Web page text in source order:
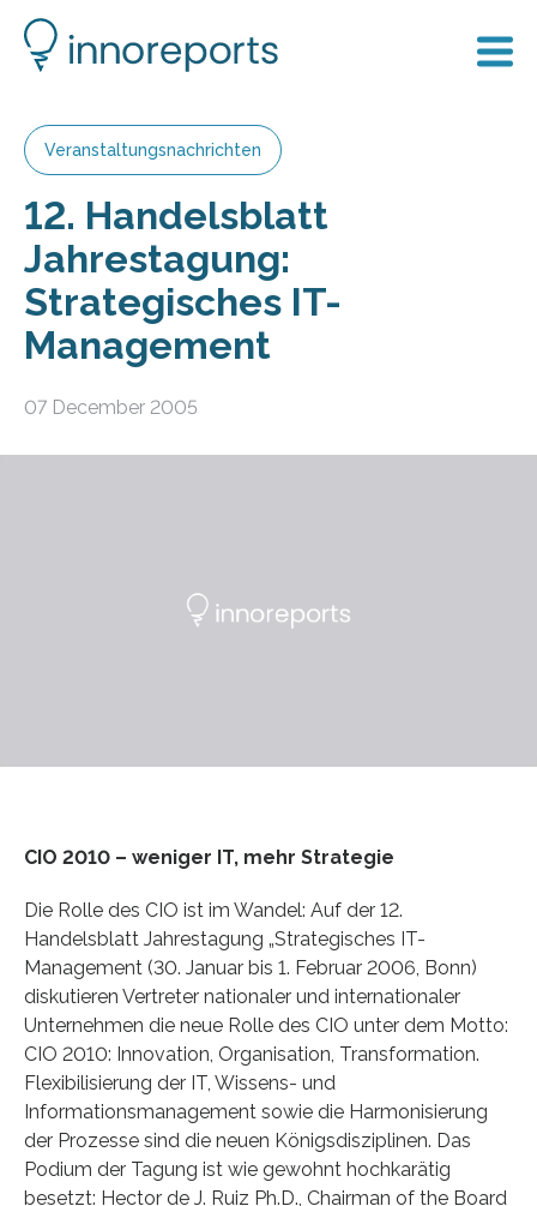
Veranstaltungsnachrichten
12. Handelsblatt
Jahrestagung:
Strategisches IT-
Management
07 December 2005
CIO 2010 – weniger IT, mehr Strategie
Die Rolle des CIO ist im Wandel: Auf der 12.
Handelsblatt Jahrestagung „Strategisches IT-
Management (30. Januar bis 1. Februar 2006, Bonn)
diskutieren Vertreter nationaler und internationaler
Unternehmen die neue Rolle des CIO unter dem Motto:
CIO 2010: Innovation, Organisation, Transformation.
Flexibilisierung der IT, Wissens- und
Informationsmanagement sowie die Harmonisierung
der Prozesse sind die neuen Königsdisziplinen. Das
Podium der Tagung ist wie gewohnt hochkarätig
besetzt: Hector de J. Ruiz Ph.D., Chairman of the Board